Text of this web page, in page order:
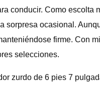
conducir. Como escolta
sorpresa ocasional.
firme. Con
selecciones.
zurdo de 6 pies 7